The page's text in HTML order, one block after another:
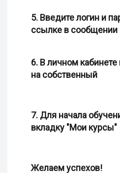
5. Введите логин и
ссылке в сообщении
6. В личном
на собственный
7. Для начала
вкладку "Мои курсы"
Желаем успехов!